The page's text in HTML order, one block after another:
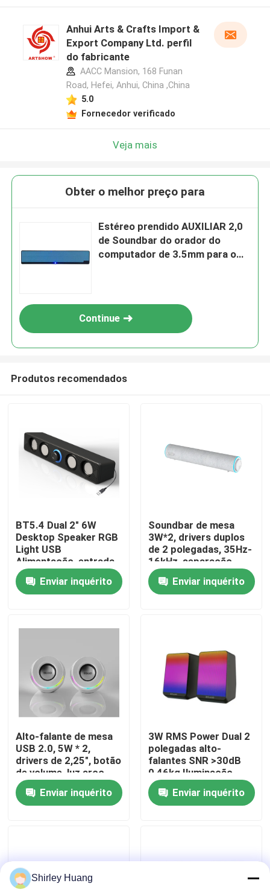
Para casa
Produtos
Visita à fábrica
Controle de qualidade
Contacte-nos
Notícias
Teclado e rato prendidos de computador
Anhui Arts & Crafts Import &
Export Company Ltd. perfil
do fabricante
AACC Mansion, 168 Funan
Road, Hefei, Anhui, China ,China
5.0
Fornecedor verificado
Veja mais
Obter o melhor preço para
Estéreo prendido AUXILIAR 2,0
de Soundbar do orador do
computador de 3.5mm para o
Continue
Produtos recomendados
BT5.4 Dual 2" 6W
Desktop Speaker RGB
Light USB
Alimentação, entrada
em 3 modos
Enviar inquérito
Soundbar de mesa
3W*2, drivers duplos
de 2 polegadas, 35Hz-
16kHz, separação
>36dB, alimentada por
USB (DC 5V),
acabamento em
Enviar inquérito
Alto-falante de mesa
USB 2.0, 5W * 2,
drivers de 2,25", botão
de volume, luz arco-
íris
Enviar inquérito
3W RMS Power Dual 2
polegadas alto-
falantes SNR >30dB
0,46kg Iluminação
RGB Controle de
volume em linha 5V DC
Input para Desktop
Enviar inquérito
Shirley Huang